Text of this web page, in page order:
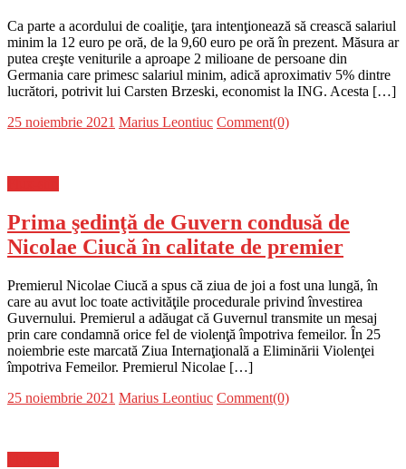
Ca parte a acordului de coaliţie, ţara intenţionează să crească salariul
minim la 12 euro pe oră, de la 9,60 euro pe oră în prezent. Măsura ar
putea creşte veniturile a aproape 2 milioane de persoane din
Germania care primesc salariul minim, adică aproximativ 5% dintre
lucrători, potrivit lui Carsten Brzeski, economist la ING. Acesta […]
Posted
25 noiembrie 2021 Author
Marius Leontiuc Comment(0)
Prima şedinţă de Guvern condusă de
Nicolae Ciucă în calitate de premier
Premierul Nicolae Ciucă a spus că ziua de joi a fost una lungă, în
care au avut loc toate activităţile procedurale privind învestirea
Guvernului. Premierul a adăugat că Guvernul transmite un mesaj
prin care condamnă orice fel de violenţă împotriva femeilor. În 25
noiembrie este marcată Ziua Internaţională a Eliminării Violenţei
împotriva Femeilor. Premierul Nicolae […]
Posted
25 noiembrie 2021 Author
Marius Leontiuc Comment(0)